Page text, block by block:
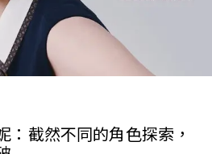
：截然不同的角色探索，